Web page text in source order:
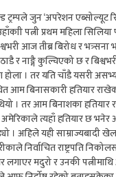
ट्रम्पले जुन ‘अपरेशन
पत्नी प्रथम महिला
आज तीब्र बिरोध र
ठाडै र नाङ्गै कुल्चिएको छ र
। तर यति चाँडै यसरी
बिनासकारी हतियार
। तर आम बिनाशका
त्यहाँ हतियार छ
। अहिले यही साम्राज्यबादी
निर्वाचित राष्ट्रपति
मदुरो र उनकी